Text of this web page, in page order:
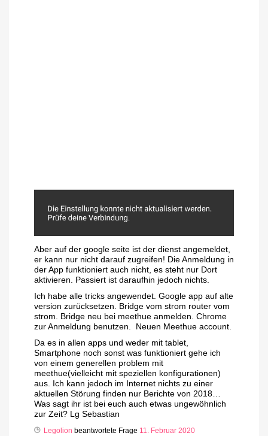
Aber auf der google seite ist der dienst angemeldet,
er kann nur nicht darauf zugreifen! Die Anmeldung in
der App funktioniert auch nicht, es steht nur Dort
aktivieren. Passiert ist daraufhin jedoch nichts.
Ich habe alle tricks angewendet. Google app auf alte
version zurücksetzen. Bridge vom strom router vom
strom. Bridge neu bei meethue anmelden. Chrome
zur Anmeldung benutzen. Neuen Meethue account.
Da es in allen apps und weder mit tablet,
Smartphone noch sonst was funktioniert gehe ich
von einem generellen problem mit
meethue(vielleicht mit speziellen konfigurationen)
aus. Ich kann jedoch im Internet nichts zu einer
aktuellen Störung finden nur Berichte von 2018…
Was sagt ihr ist bei euch auch etwas ungewöhnlich
zur Zeit? Lg Sebastian
Legolion beantwortete Frage 11. Februar 2020